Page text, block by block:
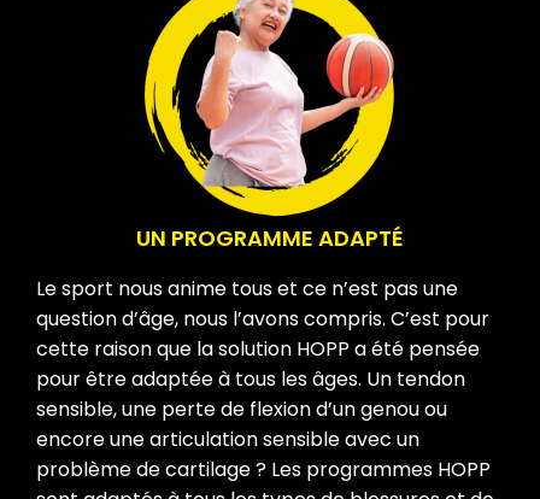
UN PROGRAMME ADAPTÉ
Le sport nous anime tous et ce n’est pas une
question d’âge, nous l’avons compris. C’est pour
cette raison que la solution HOPP a été pensée
pour être adaptée à tous les âges. Un tendon
sensible, une perte de flexion d’un genou ou
encore une articulation sensible avec un
problème de cartilage ? Les programmes HOPP